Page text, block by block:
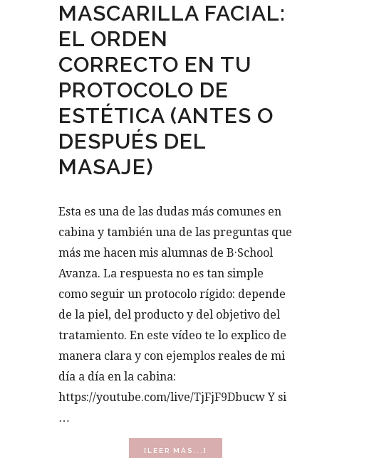
MASCARILLA FACIAL:
EL ORDEN
CORRECTO EN TU
PROTOCOLO DE
ESTÉTICA (ANTES O
DESPUÉS DEL
MASAJE)
Esta es una de las dudas más comunes en
cabina y también una de las preguntas que
más me hacen mis alumnas de B·School
Avanza. La respuesta no es tan simple
como seguir un protocolo rígido: depende
de la piel, del producto y del objetivo del
tratamiento. En este vídeo te lo explico de
manera clara y con ejemplos reales de mi
día a día en la cabina:
https://youtube.com/live/TjFjF9Dbucw Y si
…
[LEER MÁS...]